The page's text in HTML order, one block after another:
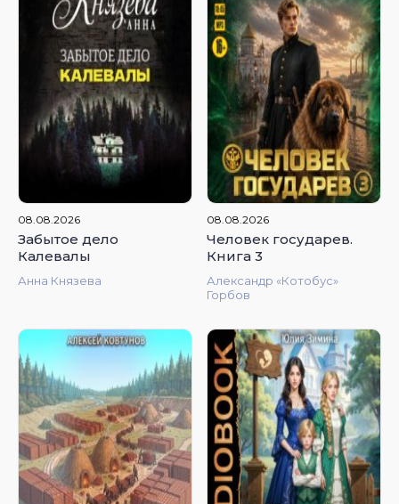
08.08.2026
Забытое дело
Калевалы
Анна Князева
4.95
08.08.2026
Человек государев.
Книга 3
Александр «Котобус»
Горбов